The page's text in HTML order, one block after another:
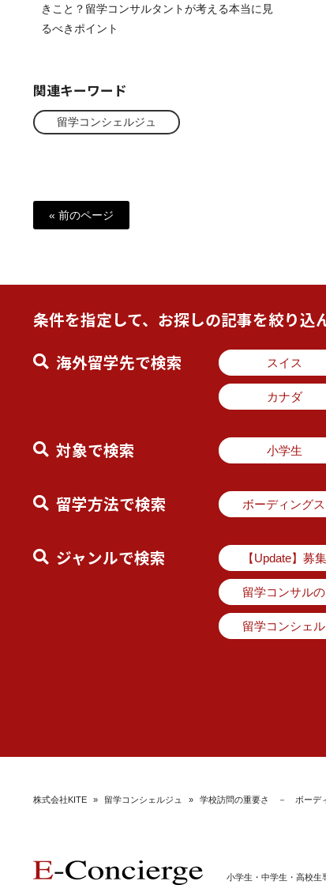
きこと？留学コンサルタントが考える本当に見
るべきポイント
関連キーワード
留学コンシェルジュ
« 前のページ
条件を指定して、お探しの記事を絞り込
海外留学先で検索
スイス
カナダ
対象で検索 小学生
留学方法で検索 ボーディング
ジャンルで検索 【Update】募
留学コンサル
留学コンシェル
株式会社KITE » 留学コンシェルジュ » 学校訪問の重要さ － ボーデ
小学生・中学生・高校生